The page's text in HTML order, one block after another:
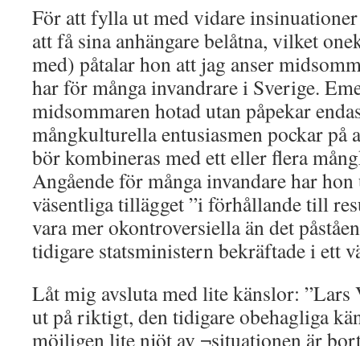
För att fylla ut med vidare
att få sina anhängare belåtna, vilket
med) påtalar hon att jag anser
har för många invandrare i Sverige.
midsommaren hotad utan påpekar
mångkulturella entusiasmen pockar på
bör kombineras med ett eller flera
Angående för många invandare har
väsentliga tillägget ”i förhållande till
vara mer okontroversiella än det
tidigare statsministern bekräftade i ett
Låt mig avsluta med lite känslor:
ut på riktigt, den tidigare obehagliga
möjligen lite njöt av ¬situationen är